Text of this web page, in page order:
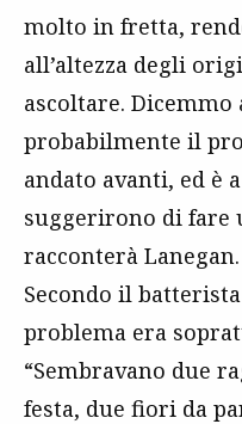
molto in fretta,
all’altezza degli
ascoltare. Dicemmo
probabilmente il
andato avanti, ed è
suggerirono di fare
racconterà Lanegan.
Secondo il
problema era
“Sembravano due
festa, due fiori da